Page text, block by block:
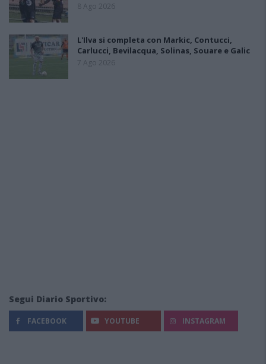
8 Ago 2026
L'Ilva si completa con Markic, Contucci,
Carlucci, Bevilacqua, Solinas, Souare e Galic
7 Ago 2026
Segui Diario Sportivo:
FACEBOOK YOUTUBE INSTAGRAM